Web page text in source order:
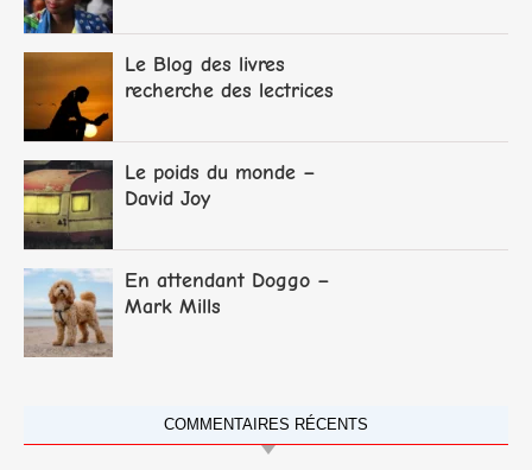
Le Blog des livres
recherche des lectrices
Le poids du monde –
David Joy
En attendant Doggo –
Mark Mills
COMMENTAIRES RÉCENTS